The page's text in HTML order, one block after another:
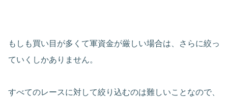
もしも買い目が多くて軍資金が厳しい場合は、さらに絞っ
ていくしかありません。
すべてのレースに対して絞り込むのは難しいことなので、